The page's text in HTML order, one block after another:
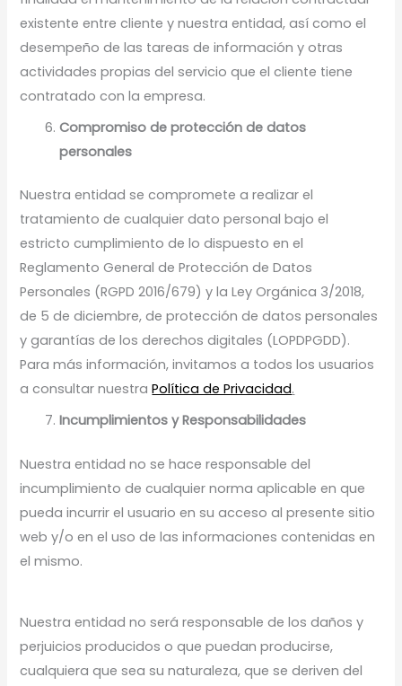
existente entre cliente y nuestra entidad, así como el
desempeño de las tareas de información y otras
actividades propias del servicio que el cliente tiene
contratado con la empresa.
Compromiso de protección de datos
personales
Nuestra entidad se compromete a realizar el
tratamiento de cualquier dato personal bajo el
estricto cumplimiento de lo dispuesto en el
Reglamento General de Protección de Datos
Personales (RGPD 2016/679) y la Ley Orgánica 3/2018,
de 5 de diciembre, de protección de datos personales
y garantías de los derechos digitales (LOPDPGDD).
Para más información, invitamos a todos los usuarios
a consultar nuestraPolítica de Privacidad.
Incumplimientos y Responsabilidades
Nuestra entidad no se hace responsable del
incumplimiento de cualquier norma aplicable en que
pueda incurrir el usuario en su acceso al presente sitio
web y/o en el uso de las informaciones contenidas en
el mismo.
Nuestra entidad no será responsable de los daños y
perjuicios producidos o que puedan producirse,
cualquiera que sea su naturaleza, que se deriven del